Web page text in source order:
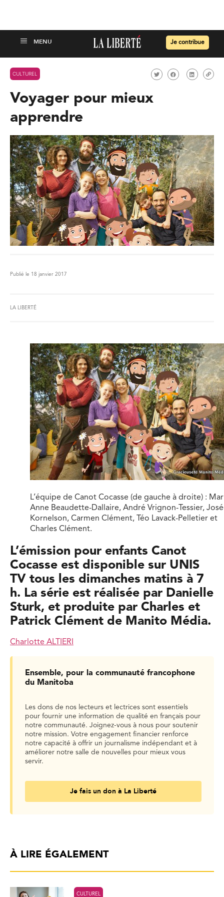
Je contribue
CULTUREL
Voyager pour mieux
apprendre
Publié le 18 janvier 2017
LA LIBERTÉ
L’équipe de Canot Cocasse (de gauche à droite) :
Anne Beaudette-Dallaire, André Vrignon-Tessier,
Kornelson, Carmen Clément, Téo Lavack-Pelletier et
Charles Clément.
L’émission pour enfants Canot
Cocasse est disponible sur UNIS
TV tous les dimanches matins à 7
h. La série est réalisée par Danielle
Sturk, et produite par Charles et
Patrick Clément de Manito Média.
Charlotte ALTIERI
Ensemble, pour la communauté francophone
du Manitoba
Les dons de nos lecteurs et lectrices sont essentiels
pour fournir une information de qualité en français pour
notre communauté. Joignez-vous à nous pour soutenir
notre mission. Votre engagement financier renforce
notre capacité à offrir un journalisme indépendant et à
améliorer notre salle de nouvelles pour mieux vous
servir.
Je fais un don à La Liberté
À LIRE ÉGALEMENT
CULTUREL